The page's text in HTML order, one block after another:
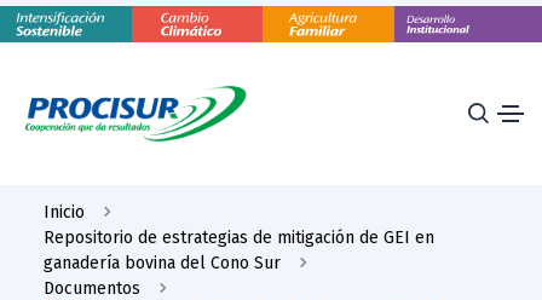
Inicio
Repositorio de estrategias de mitigación de GEI en
ganadería bovina del Cono Sur
Documentos